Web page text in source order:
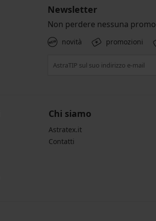
Newsletter
Non perdere nessuna
novità promozioni
Chi siamo
Astratex.it
Contatti